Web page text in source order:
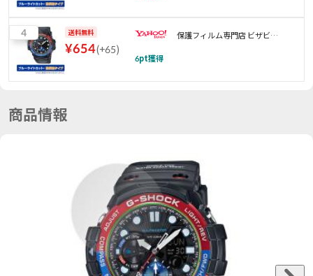
4 送料無料
¥654(+65)
保護フィルム専門店 ビザビ
6pt獲得
商品情報